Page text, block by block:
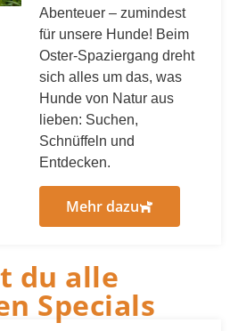
Abenteuer – zumindest
für unsere Hunde! Beim
Oster-Spaziergang dreht
sich alles um das, was
Hunde von Natur aus
lieben: Suchen,
Schnüffeln und
Entdecken.
Mehr dazu
du alle
Specials